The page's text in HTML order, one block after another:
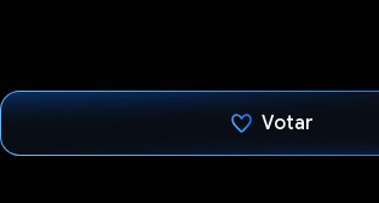
Votar